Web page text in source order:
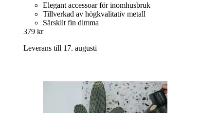
Elegant accessoar för inomhusbruk
Tillverkad av högkvalitativ metall
Särskilt fin dimma
379 kr
Leverans till 17. augusti